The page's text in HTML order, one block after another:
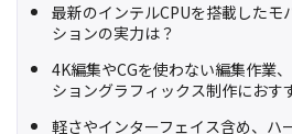
最新のインテルCPUを搭載したモ
ションの実力は？
4K編集やCGを使わない編集作業
ショングラフィックス制作におす
軽さやインターフェイス含め、ハ